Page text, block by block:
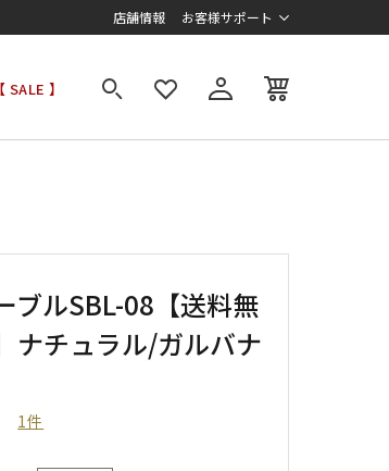
店舗情報 お客様サポート
【 SALE 】
ブルSBL-08【送料無
ナチュラル/ガルバナ
1件